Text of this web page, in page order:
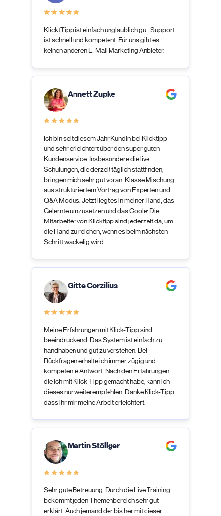
KlicktTipp ist einfach unglaublich gut. Support
ist schnell und kompetent. Für uns gibt es
keinen anderen E-Mail Marketing Anbieter.
Annett Zupke
Ich bin seit diesem Jahr Kundin bei Klicktipp
und sehr erleichtert über den super guten
Kundenservice. Insbesondere die live
Schulungen, die derzeit täglich stattfinden,
bringen mich sehr gut voran. Klasse Mischung
aus strukturiertem Vortrag von Experten und
Q&A Modus. Jetzt liegt es in meiner Hand, das
Gelernte umzusetzen und das Coole: Die
Mitarbeiter von Klicktipp sind jederzeit da, um
die Hand zu reichen, wenn es beim nächsten
Schritt wackelig wird.
Gitte Corzilius
Meine Erfahrungen mit Klick-Tipp sind
beeindruckend. Das System ist einfach zu
handhaben und gut zu verstehen. Bei
Rückfragen erhalte ich immer zügig und
kompetente Antwort. Nach den Erfahrungen,
die ich mit Klick-Tipp gemacht habe, kann ich
dieses nur weiterempfehlen. Danke Klick-Tipp,
dass ihr mir meine Arbeit erleichtert.
Martin Stöllger
Sehr gute Betreuung. Durch die Live Training
bekommt jeden Themenbereich sehr gut
erklärt. Auch jemand der bis her mit dieser